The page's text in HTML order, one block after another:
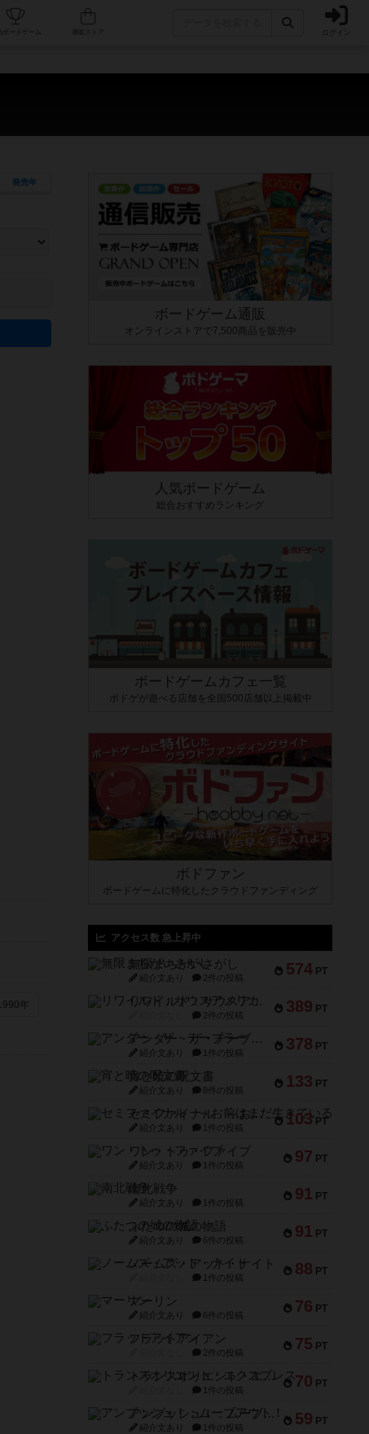
人気ボードゲーム ログイン
発売年
す。マニュアルを読む時間や参加者へのルール説明時間は含まれていないため、初めて
るよう、中世ファンタジー・クッキング・海賊同士の対決など、ゲームコンセプトを絞
ボードゲームに慣れている方向けの絞込機能です。例えば「ダイスロール」はランダ
年
ボードゲーム通販
オンラインストアで7,500商品を販売中
人気ボードゲーム
総合おすすめランキング
ボードゲームカフェ一覧
ボドゲが遊べる店舗を全国500店舗以上掲載中
ボドファン
ボードゲームに特化したクラウドファンディング
アクセス数 急上昇中
574 PT
無限まちがいさがし
紹介文あり 2件の投稿
389 PT
リワイルド：サウスアメリカ
2件の投稿
378 PT
アンダー・ザ・テーブラー
紹介文あり 1件の投稿
133 PT
宵と暁の呪文書
紹介文あり 8件の投稿
103 PT
セミファイナル ～お前はまだ生きている～
紹介文あり 1件の投稿
97 PT
ワン・トゥ・ファイブ
紹介文あり 1件の投稿
91 PT
南北戦争
紹介文あり 1件の投稿
91 PT
ふたつの城の物語
紹介文あり 6件の投稿
88 PT
ノームズ・アット・ナイト
1件の投稿
76 PT
マーリン
紹介文あり 6件の投稿
75 PT
フラットアイアン
2件の投稿
70 PT
トランスオリエント・エクスプレス
1件の投稿
59 PT
アンブッシュ！：ムーブアウト！
紹介文あり 1件の投稿